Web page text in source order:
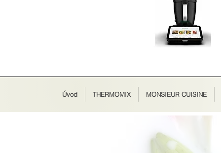
Úvod THERMOMIX MONSIEUR CUISINE